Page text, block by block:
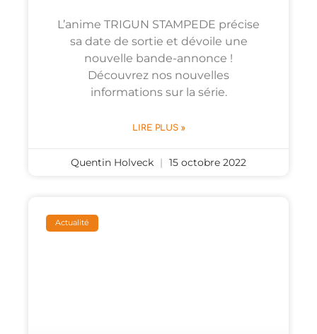
L’anime TRIGUN STAMPEDE précise
sa date de sortie et dévoile une
nouvelle bande-annonce !
Découvrez nos nouvelles
informations sur la série.
LIRE PLUS »
Quentin Holveck 15 octobre 2022
Actualité